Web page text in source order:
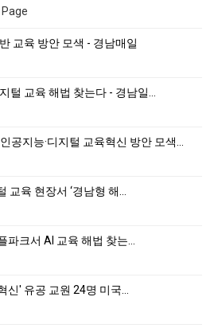
Page
교육 방안 모색 - 경남매일
털 교육 해법 찾는다 - 경남일…
공지능·디지털 교육혁신 방안 모색…
교육 현장서 ‘경남형 해…
파크서 AI 교육 해법 찾는…
신' 유공 교원 24명 미국…